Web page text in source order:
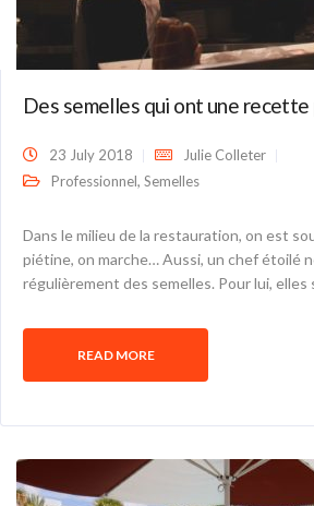
Des semelles qui ont une recette
23 July 2018
Julie Colleter
Professionnel, Semelles
Dans le milieu de la restauration, on est
piétine, on marche… Aussi, un chef étoilé
régulièrement des semelles. Pour lui, elles
READ MORE